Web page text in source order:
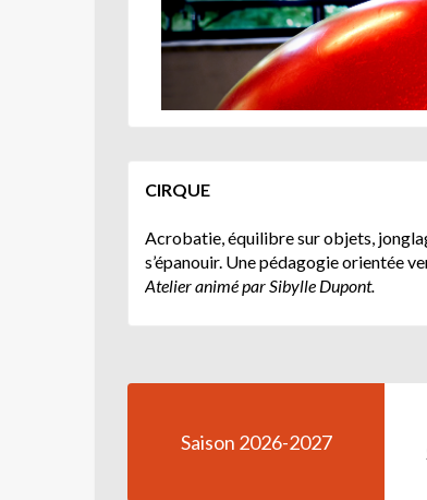
CIRQUE
Acrobatie, équilibre sur objets,
s’épanouir. Une pédagogie orientée
Atelier animé par Sibylle Dupont.
Saison 2026-2027